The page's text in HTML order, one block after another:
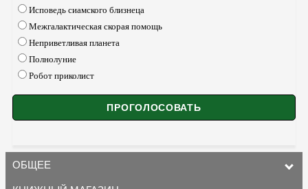
Исповедь сиамского близнеца
Межгалактическая скорая помощь
Неприветливая планета
Полнолуние
Робот приколист
ОБЩЕЕ